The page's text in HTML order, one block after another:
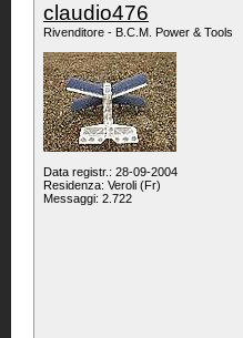
claudio476
Rivenditore - B.C.M. Power & Tools
Data registr.: 28-09-2004
Residenza: Veroli (Fr)
Messaggi: 2.722